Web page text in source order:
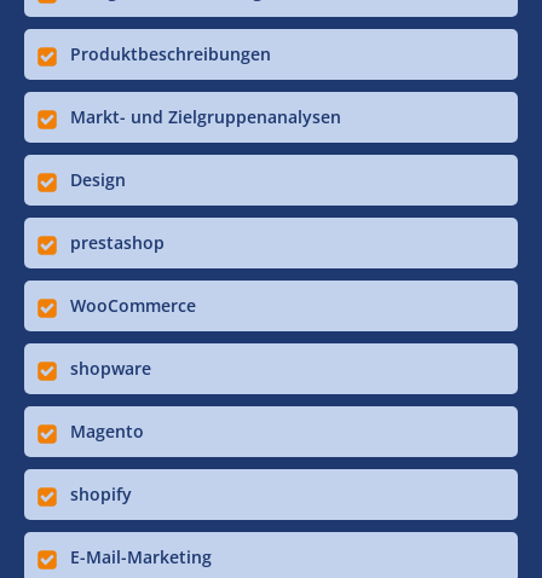
Produktbeschreibungen
Markt- und Zielgruppenanalysen
Design
prestashop
WooCommerce
shopware
Magento
shopify
E-Mail-Marketing